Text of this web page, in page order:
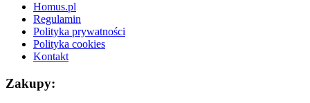
Homus.pl
Regulamin
Polityka prywatności
Polityka cookies
Kontakt
Zakupy: